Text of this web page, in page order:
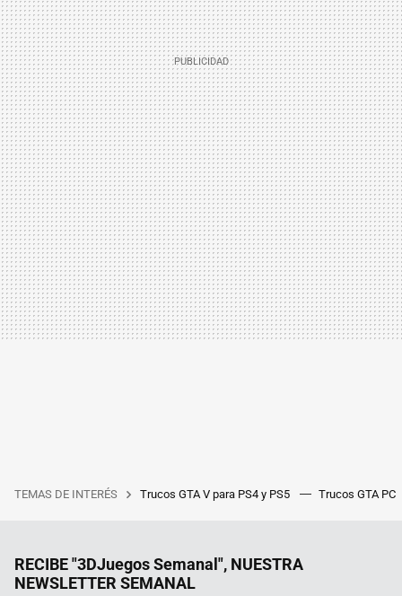
TEMAS DE INTERÉS Trucos GTA V para PS4 y PS5 Trucos GTA PC
RECIBE "3DJuegos Semanal", NUESTRA
NEWSLETTER SEMANAL